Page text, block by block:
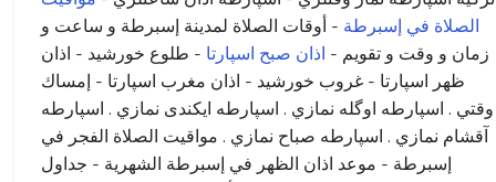
الصلاة في إسبرطة - أوقات الصلاة لمدينة إسبرطة و ساعت و
زمان و وقت و تقویم - اذان صبح اسپارتا - طلوع خورشید - اذان
ظهر اسپارتا - غروب خورشید - اذان مغرب اسپارتا - إمساك
وقتي . اسپارطه اوگله نمازي . اسپارطه ايكندى نمازي . اسپارطه
آقشام نمازي . اسپارطه صباح نمازي . مواقيت الصلاة الفجر في
إسبرطة - موعد اذان الظهر في إسبرطة الشهرية - جداول